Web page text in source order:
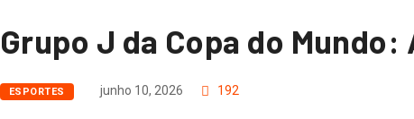
Grupo J da Copa do
ESPORTES junho 10, 2026 192